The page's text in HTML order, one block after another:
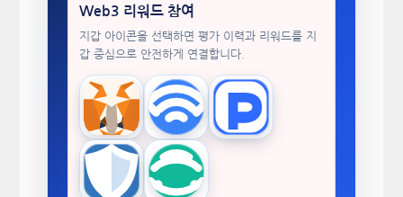
Web3 리워드 참여
지갑 아이콘을 선택하면 평가 이력과 리워드를 지
갑 중심으로 안전하게 연결합니다.
MetaMask WalletConnectTokenPocket
Trust Wallet imToken